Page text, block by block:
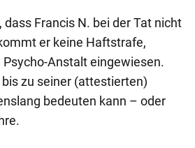
dass Francis N. bei der Tat nicht
er keine Haftstrafe,
Anstalt eingewiesen.
zu seiner (attestierten)
bedeuten kann – oder